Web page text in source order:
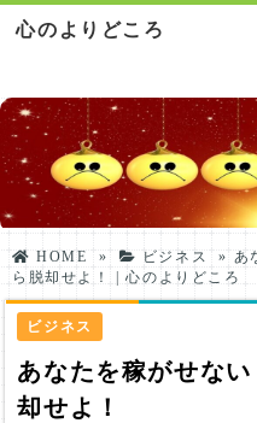
心のよりどころ
HOME » ビジネス » あ
ら脱却せよ！ | 心のよりどころ
ビジネス
あなたを稼がせな
却せよ！